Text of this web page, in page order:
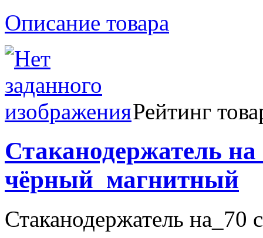
Описание товара
Рейтинг
Стаканодержатель
чёрный_магнитный
Стаканодержатель на_70